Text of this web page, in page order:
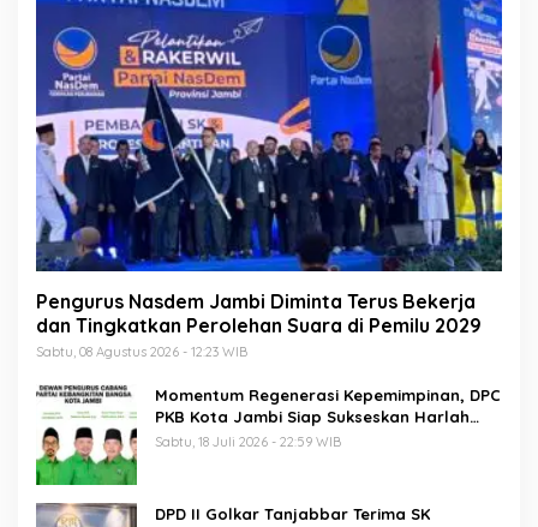
Pengurus Nasdem Jambi Diminta Terus Bekerja
dan Tingkatkan Perolehan Suara di Pemilu 2029
Sabtu, 08 Agustus 2026 - 12:23 WIB
Momentum Regenerasi Kepemimpinan, DPC
PKB Kota Jambi Siap Sukseskan Harlah
PKB ke-28
Sabtu, 18 Juli 2026 - 22:59 WIB
DPD II Golkar Tanjabbar Terima SK